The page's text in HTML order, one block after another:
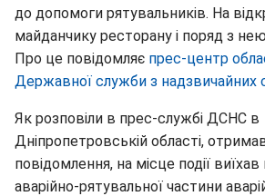
до допомоги рятувальників. На
майданчику ресторану і поряд з
Про це повідомляє прес-центр
Державної служби з надзвичайних
Як розповіли в прес-службі ДСНС в
Дніпропетровській області,
повідомлення, на місце події виїхав
аварійно-рятувальної частини